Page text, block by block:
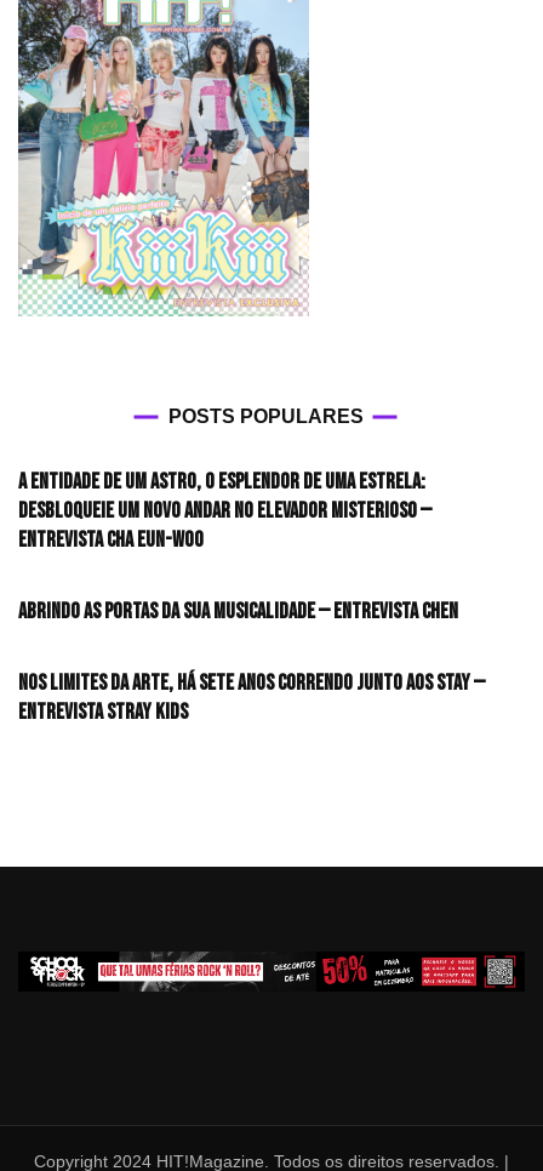
POSTS POPULARES
A entidade de um astro, o esplendor de uma estrela:
desbloqueie um novo andar no elevador misterioso —
Entrevista CHA EUN-WOO
Abrindo as portas da sua musicalidade — Entrevista CHEN
Nos limites da arte, há sete anos correndo junto aos STAY —
Entrevista Stray Kids
Copyright 2024 HIT!Magazine. Todos os direitos reservados. |